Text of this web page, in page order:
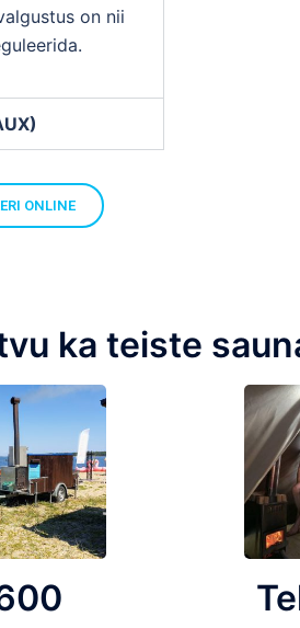
on nii
ONLINE
ka teiste